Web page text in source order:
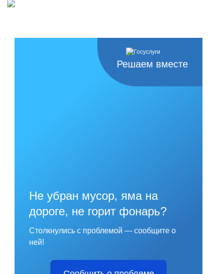
Решаем вместе
Не убран мусор, яма на
дороге, не горит фонарь?
Столкнулись с проблемой — сообщите о
ней!